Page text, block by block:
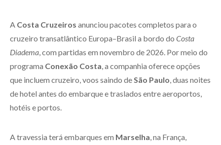
A Costa Cruzeiros anunciou pacotes completos para o
cruzeiro transatlântico Europa–Brasil a bordo do Costa
Diadema , com partidas em novembro de 2026. Por meio do
programa Conexão Costa , a companhia oferece opções
que incluem cruzeiro, voos saindo de São Paulo , duas noites
de hotel antes do embarque e traslados entre aeroportos,
hotéis e portos.
A travessia terá embarques em Marselha , na França,